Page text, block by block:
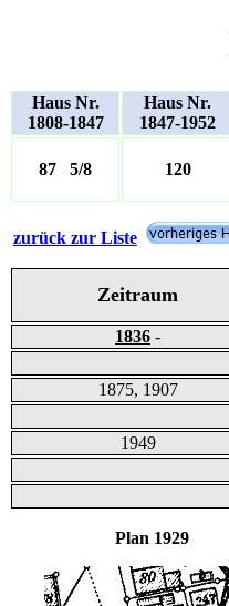
Haus Nr.
1808-1847
Haus Nr.
1847-1952
87 5/8 120
zurück zur Liste
Zeitraum
1836 -
1875, 1907
1949
Plan